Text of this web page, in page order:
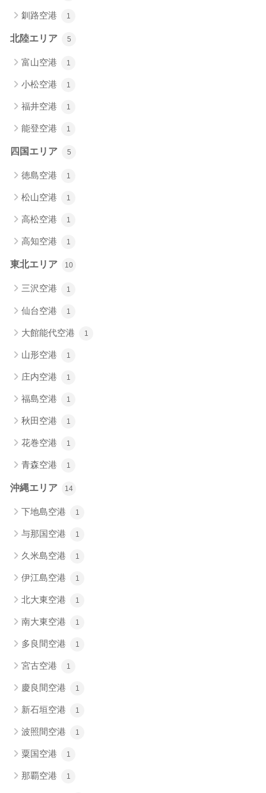
釧路空港 1
北陸エリア 5
富山空港 1
小松空港 1
福井空港 1
能登空港 1
四国エリア 5
徳島空港 1
松山空港 1
高松空港 1
高知空港 1
東北エリア 10
三沢空港 1
仙台空港 1
大館能代空港 1
山形空港 1
庄内空港 1
福島空港 1
秋田空港 1
花巻空港 1
青森空港 1
沖縄エリア 14
下地島空港 1
与那国空港 1
久米島空港 1
伊江島空港 1
北大東空港 1
南大東空港 1
多良間空港 1
宮古空港 1
慶良間空港 1
新石垣空港 1
波照間空港 1
粟国空港 1
那覇空港 1